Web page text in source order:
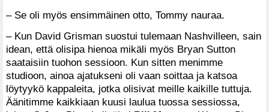
– Se oli myös ensimmäinen otto, Tommy nauraa.
– Kun David Grisman suostui tulemaan Nashvilleen, sain
idean, että olisipa hienoa mikäli myös Bryan Sutton
saataisiin tuohon sessioon. Kun sitten menimme
studioon, ainoa ajatukseni oli vaan soittaa ja katsoa
löytyykö kappaleita, jotka olisivat meille kaikille tuttuja.
Äänitimme kaikkiaan kuusi laulua tuossa sessiossa,